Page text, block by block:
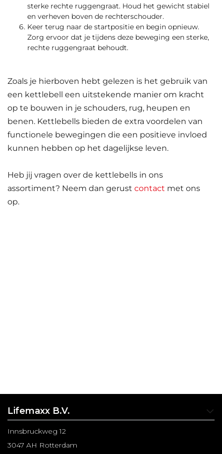
sterke rechte ruggengraat. Houd het gewicht stabiel
en verheven boven de rechterschouder.
Keer terug naar de startpositie en begin opnieuw.
Zorg ervoor dat je tijdens deze beweging een sterke,
rechte ruggengraat behoudt.
Zoals je hierboven hebt gelezen is het gebruik van
een kettlebell een uitstekende manier om kracht
op te bouwen in je schouders, rug, heupen en
benen. Kettlebells bieden de extra voordelen van
functionele bewegingen die een positieve invloed
kunnen hebben op het dagelijkse leven.
Heb jij vragen over de kettlebells in ons
assortiment? Neem dan gerust contact met ons
op.
Lifemaxx B.V.
Innsbruckweg 12
3047 AH Rotterdam